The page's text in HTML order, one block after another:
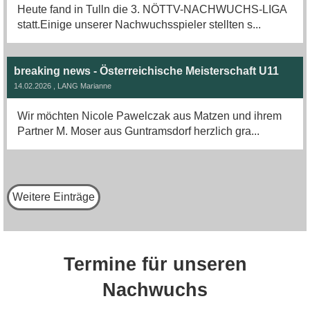
Heute fand in Tulln die 3. NÖTTV-NACHWUCHS-LIGA
statt.Einige unserer Nachwuchsspieler stellten s...
breaking news - Österreichische Meisterschaft U11
14.02.2026 , LANG Marianne
Wir möchten Nicole Pawelczak aus Matzen und ihrem
Partner M. Moser aus Guntramsdorf herzlich gra...
Weitere Einträge
Termine für unseren
Nachwuchs